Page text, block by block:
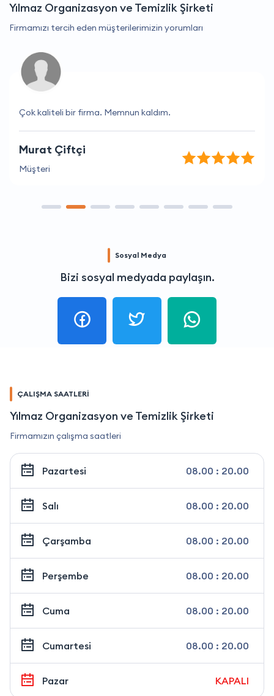
Yılmaz Organizasyon ve Temizlik Şirketi
Firmamızı tercih eden müşterilerimizin yorumları
Çok kaliteli bir firma. Memnun kaldım.
Murat Çiftçi
Müşteri
Sosyal Medya
Bizi sosyal medyada paylaşın.
ÇALIŞMA SAATLERİ
Yılmaz Organizasyon ve Temizlik Şirketi
Firmamızın çalışma saatleri
Pazartesi 08.00 : 20.00
Salı 08.00 : 20.00
Çarşamba 08.00 : 20.00
Perşembe 08.00 : 20.00
Cuma 08.00 : 20.00
Cumartesi 08.00 : 20.00
Pazar KAPALI